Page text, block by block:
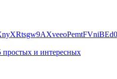
простых и интересных